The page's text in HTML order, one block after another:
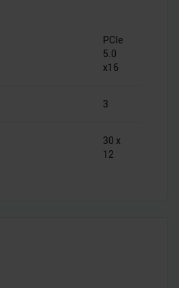
PCIe
5.0
x16
3
30 x
12